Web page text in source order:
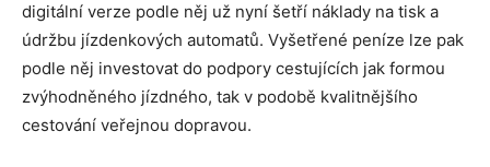
digitální verze podle něj už nyní šetří náklady na tisk a
údržbu jízdenkových automatů. Vyšetřené peníze lze pak
podle něj investovat do podpory cestujících jak formou
zvýhodněného jízdného, tak v podobě kvalitnějšího
cestování veřejnou dopravou.